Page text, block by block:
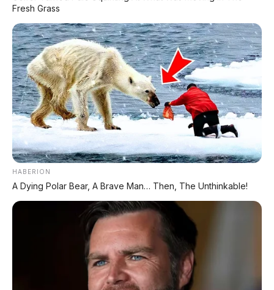
1.156 PS Siap Meluncur di Indonesia
⚡ MG 4X: SUV Listrik Kompak dengan
Baterai Semi-Solid-State & Range 610
Km
⚡ MG 07: Sedan Fastback Listrik 845 Km
dengan Harga Mulai Rp322 Juta
⚡ Hongqi G919: SUV Mewah Tangguh
EREV 831 HP Siap Menantang G-Class
⚡ BYD Leopard 8: SUV Off-Road PHEV
748 HP Siap Tantang Land Cruiser!
⚡ Xpeng GX: SUV Full-Size Premium
dengan AI Turing & Range 1.585 Km
Fresh Grass
HABERION
A Dying Polar Bear, A Brave Man… Then, The Unthinkable!